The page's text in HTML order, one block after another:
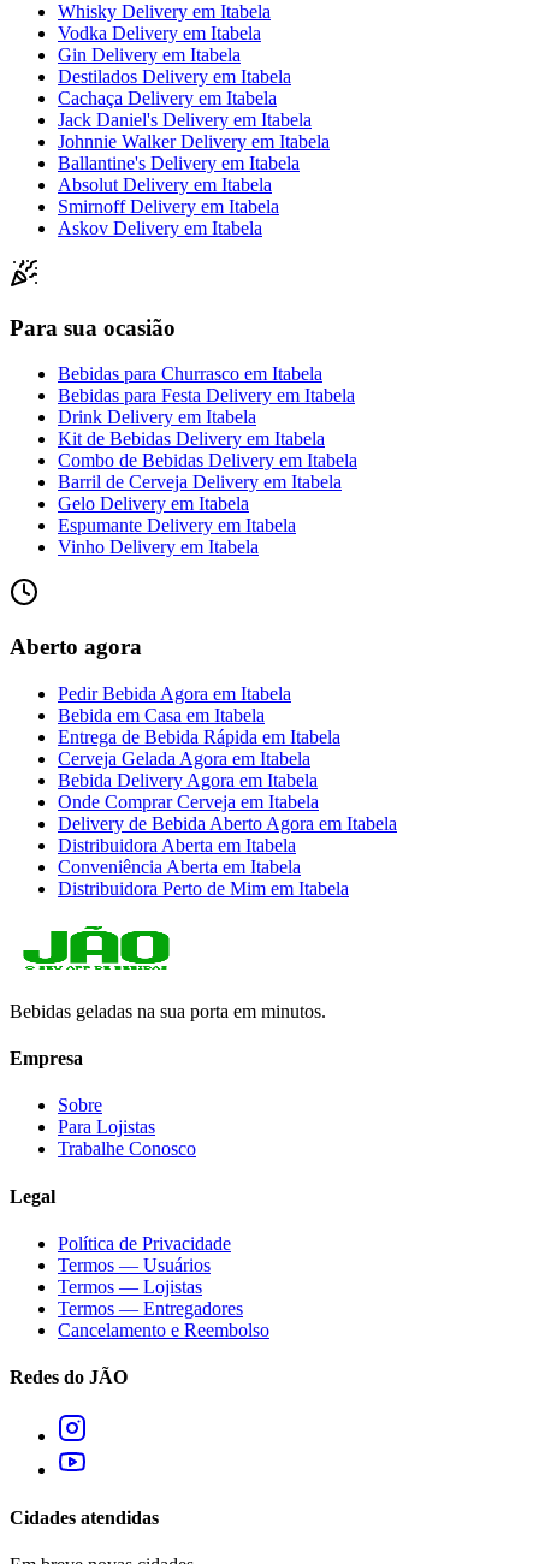
Whisky Delivery em Itabela
Vodka Delivery em Itabela
Gin Delivery em Itabela
Destilados Delivery em Itabela
Cachaça Delivery em Itabela
Jack Daniel's Delivery em Itabela
Johnnie Walker Delivery em Itabela
Ballantine's Delivery em Itabela
Absolut Delivery em Itabela
Smirnoff Delivery em Itabela
Askov Delivery em Itabela
Para sua ocasião
Bebidas para Churrasco em Itabela
Bebidas para Festa Delivery em Itabela
Drink Delivery em Itabela
Kit de Bebidas Delivery em Itabela
Combo de Bebidas Delivery em Itabela
Barril de Cerveja Delivery em Itabela
Gelo Delivery em Itabela
Espumante Delivery em Itabela
Vinho Delivery em Itabela
Aberto agora
Pedir Bebida Agora em Itabela
Bebida em Casa em Itabela
Entrega de Bebida Rápida em Itabela
Cerveja Gelada Agora em Itabela
Bebida Delivery Agora em Itabela
Onde Comprar Cerveja em Itabela
Delivery de Bebida Aberto Agora em Itabela
Distribuidora Aberta em Itabela
Conveniência Aberta em Itabela
Distribuidora Perto de Mim em Itabela
Bebidas geladas na sua porta em minutos.
Empresa
Sobre
Para Lojistas
Trabalhe Conosco
Legal
Política de Privacidade
Termos — Usuários
Termos — Lojistas
Termos — Entregadores
Cancelamento e Reembolso
Redes do JÃO
Cidades atendidas